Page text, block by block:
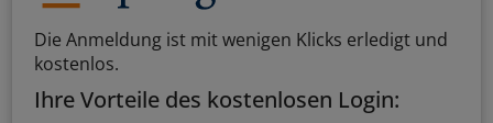
Die Anmeldung ist mit wenigen Klicks erledigt und
kostenlos.
Ihre Vorteile des kostenlosen Login: